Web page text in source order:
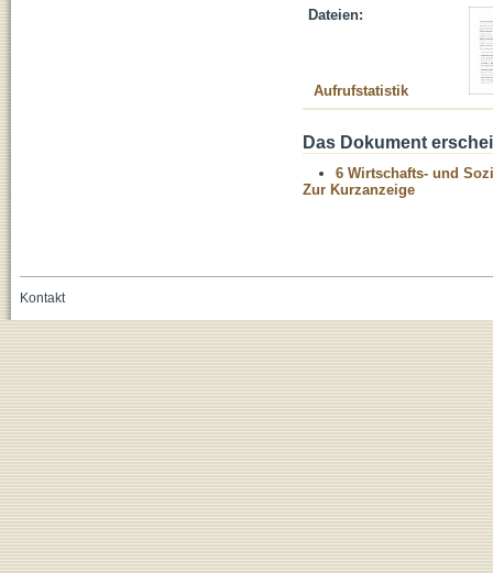
Dateien:
Aufrufstatistik
Das Dokument
6 Wirtschafts- und
Zur Kurzanzeige
Kontakt